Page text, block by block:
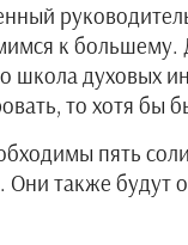
к
духовых
то хотя бы
пять
Они также